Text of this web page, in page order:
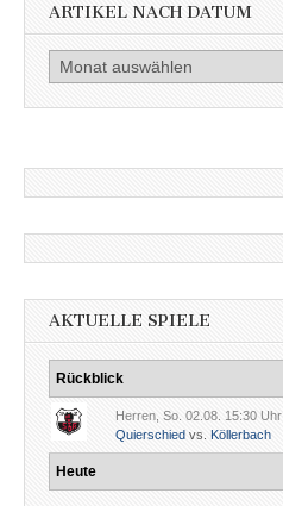
ARTIKEL NACH DATUM
Artikel
nach
AKTUELLE SPIELE
Rückblick
Herren, So. 02.08. 15:30 Uhr
Quierschied vs. Köllerbach
Heute